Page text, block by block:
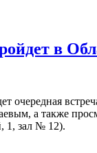
в
очередная
а также
1, зал № 12).